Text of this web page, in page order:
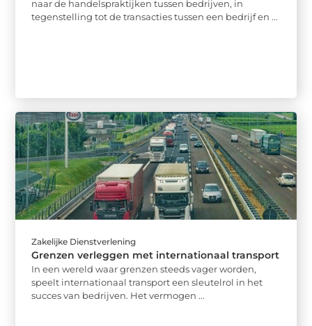
naar de handelspraktijken tussen bedrijven, in
tegenstelling tot de transacties tussen een bedrijf en ...
Zakelijke Dienstverlening
Grenzen verleggen met internationaal transport
In een wereld waar grenzen steeds vager worden,
speelt internationaal transport een sleutelrol in het
succes van bedrijven. Het vermogen ...